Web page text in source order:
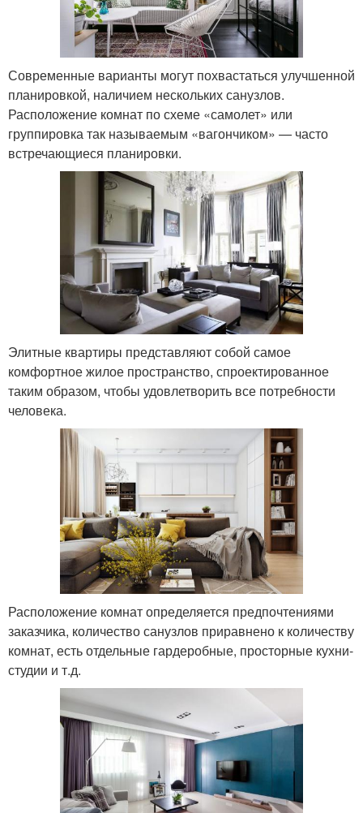
Современные варианты могут похвастаться улучшенной
планировкой, наличием нескольких санузлов.
Расположение комнат по схеме «самолет» или
группировка так называемым «вагончиком» — часто
встречающиеся планировки.
Элитные квартиры представляют собой самое
комфортное жилое пространство, спроектированное
таким образом, чтобы удовлетворить все потребности
человека.
Расположение комнат определяется предпочтениями
заказчика, количество санузлов приравнено к количеству
комнат, есть отдельные гардеробные, просторные кухни-
студии и т.д.